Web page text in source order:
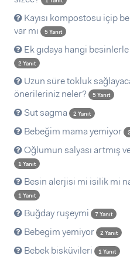
Kayısı kompostosu içip
var mı
5 Yanıt
Ek gıdaya hangi
2 Yanıt
Uzun süre tokluk
önerileriniz neler?
5 Yanıt
Sut sagma 2 Yanıt
Bebeğim mama yemiyor
Oğlumun salyası artmış
1 Yanıt
Besin alerjisi mi isilik mi
1 Yanıt
Buğday ruşeymi 7 Yanıt
Bebegim yemiyor 2 Yanıt
Bebek bisküvileri 1 Yanıt